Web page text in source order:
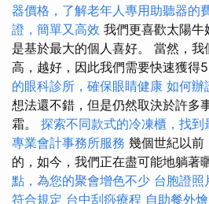
器價格，了解老年人專用助聽器的
證，簡單又高效 我們更喜歡太陽
是基於最大的個人喜好。 當然，
高，越好，因此我們需要快速獲得
的眼科診所，確保眼睛健康 如何辦
想法還不錯，但是仍然取決於許多
霜。 探索不同款式的冷凍櫃，找
專業會計事務所服務 幾個世紀以前
的，如今，我們正在盡可能地躺著
點，為您的聚會增色不少 台胞證照
符合規定 台中刮痧療程 自助餐外